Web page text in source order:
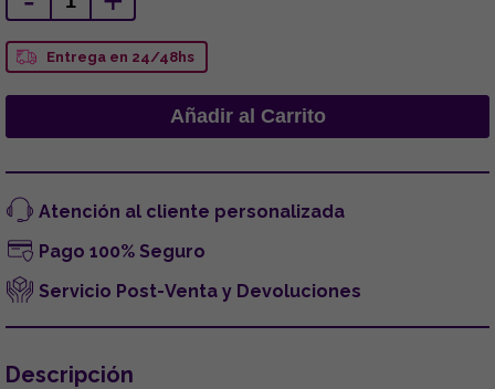
Entrega en 24/48hs
Atención al cliente personalizada
Pago 100% Seguro
Servicio Post-Venta y Devoluciones
Descripción